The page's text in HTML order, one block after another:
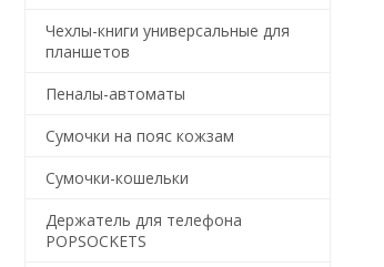
Чехлы-книги универсальные для
планшетов
Пеналы-автоматы
Сумочки на пояс кожзам
Сумочки-кошельки
Держатель для телефона
POPSOCKETS